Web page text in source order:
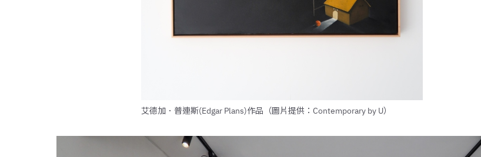
艾德加．普連斯(Edgar Plans)作品（圖片提供：Contemporary by U）